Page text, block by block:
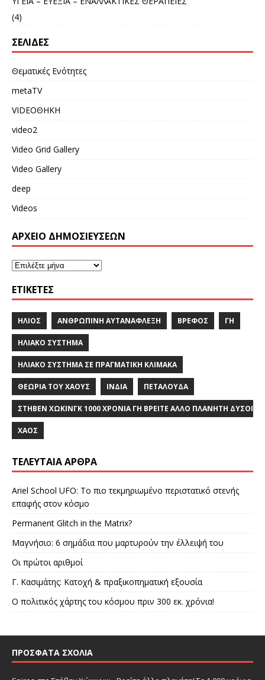
(4)
ΣΕΛΊΔΕΣ
Θεματικές Ενότητες
metaTV
VIDEOΘΗΚΗ
video2
Video Grid Gallery
Video Gallery
deep
Videos
ΑΡΧΕΙΟ ΔΗΜΟΣΙΕΥΣΕΩΝ
ΕΤΙΚΈΤΕΣ
ΉΛΙΟΣ ΑΝΘΡΏΠΙΝΗ ΑΥΤΑΝΑΦΛΕΞΗ ΒΡΈΦΟΣ ΓΗ
ΗΛΙΑΚΌ ΣΎΣΤΗΜΑ
ΗΛΙΑΚΌ ΣΎΣΤΗΜΑ ΣΕ ΠΡΑΓΜΑΤΙΚΉ ΚΛΊΜΑΚΑ
ΘΕΩΡΊΑ ΤΟΥ ΧΆΟΥΣ ΙΝΔΙΑ ΠΕΤΑΛΟΎΔΑ
ΣΤΗΒΕΝ ΧΩΚΙΝΓΚ 1000 ΧΡΟΝΙΑ ΓΗ ΒΡΕΙΤΕ ΑΛΛΟ ΠΛΑΝΗΤΗ
ΧΆΟΣ
ΤΕΛΕΥΤΑΊΑ ΆΡΘΡΑ
Ariel School UFO: Το πιο τεκμηριωμένο περιστατικό στενής
επαφής στον κόσμο
Permanent Glitch in the Matrix?
Μαγνήσιο: 6 σημάδια που μαρτυρούν την έλλειψή του
Οι πρώτοι αριθμοί
Γ. Κασιμάτης: Κατοχή & πραξικοπηματική εξουσία
Ο πολιτικός χάρτης του κόσμου πριν 300 εκ. χρόνια!
ΠΡΌΣΦΑΤΑ ΣΧΌΛΙΑ